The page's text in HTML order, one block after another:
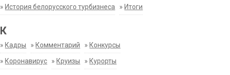
» История белорусского турбизнеса » Итоги
К
» Кадры » Комментарий » Конкурсы
» Коронавирус » Круизы » Курорты